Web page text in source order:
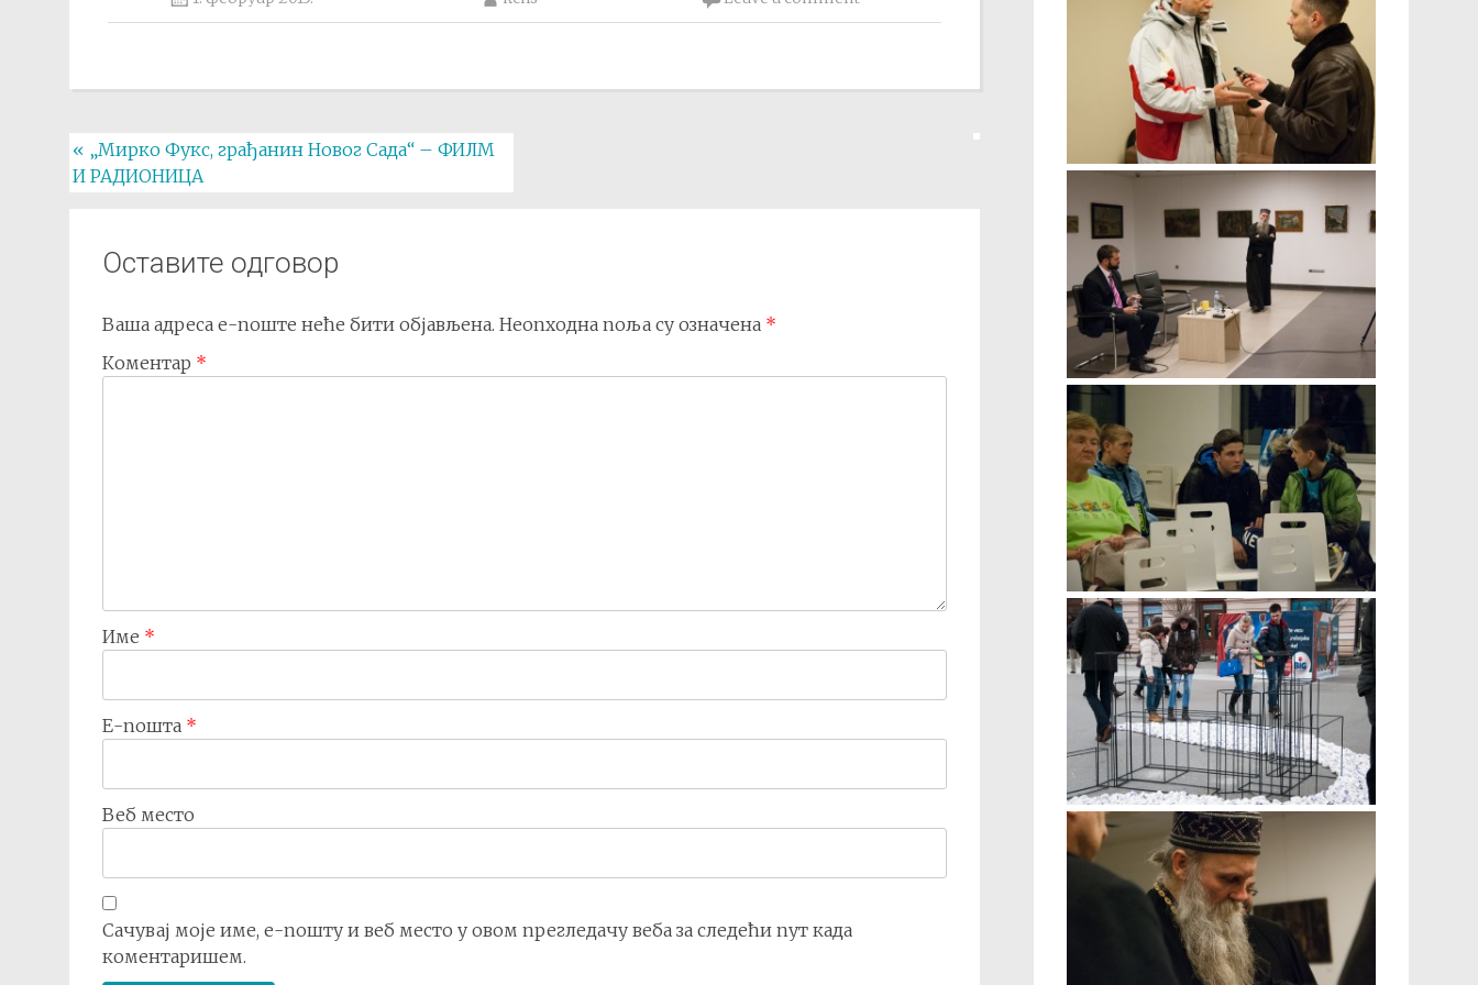
Post
navigation
« „Мирко Фукс, грађанин Новог Сада“ – ФИЛМ
И РАДИОНИЦА
Оставите одговор
Ваша адреса е-поште неће бити објављена. Неопходна поља су означена *
Коментар *
Име *
Е-пошта *
Веб место
Сачувај моје име, е-пошту и веб место у овом прегледачу веба за следећи пут када
коментаришем.